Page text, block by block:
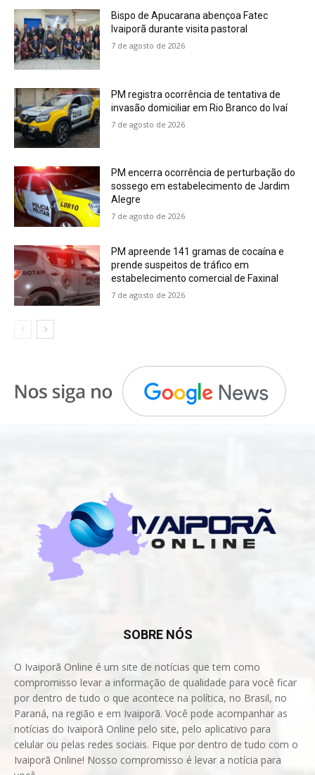
Bispo de Apucarana abençoa Fatec
Ivaiporã durante visita pastoral
7 de agosto de 2026
PM registra ocorrência de tentativa de
invasão domiciliar em Rio Branco do Ivaí
7 de agosto de 2026
PM encerra ocorrência de perturbação do
sossego em estabelecimento de Jardim
Alegre
7 de agosto de 2026
PM apreende 141 gramas de cocaína e
prende suspeitos de tráfico em
estabelecimento comercial de Faxinal
7 de agosto de 2026
SOBRE NÓS
O Ivaiporã Online é um site de notícias que tem como
compromisso levar a informação de qualidade para você ficar
por dentro de tudo o que acontece na política, no Brasil, no
Paraná, na região e em Ivaiporã. Você pode acompanhar as
notícias do Ivaiporã Online pelo site, pelo aplicativo para
celular ou pelas redes sociais. Fique por dentro de tudo com o
Ivaiporã Online! Nosso compromisso é levar a notícia para